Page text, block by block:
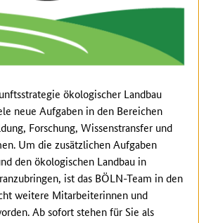
ökologischer Landbau
neue Aufgaben in den Bereichen
Forschung, Wissenstransfer und
Um die zusätzlichen Aufgaben
den ökologischen Landbau in
ist das BÖLN-Team in den
weitere Mitarbeiterinnen und
Ab sofort stehen für Sie als